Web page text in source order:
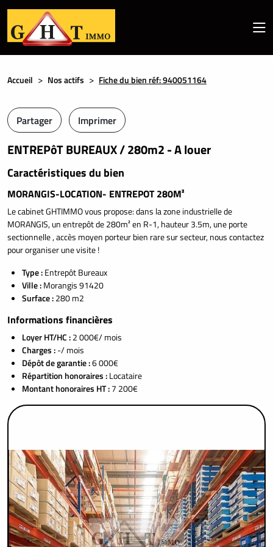
Accueil Nos actifs Fiche du bien réf: 940051164
ENTREPôT BUREAUX / 280m2 - A louer
Caractéristiques du bien
Partager Imprimer
MORANGIS-LOCATION- ENTREPOT 280M²
Le cabinet GHTIMMO vous propose: dans la zone industrielle de
MORANGIS, un entrepôt de 280m² en R-1, hauteur 3.5m, une porte
sectionnelle , accès moyen porteur bien rare sur secteur, nous contactez
pour organiser une visite !
Type :Entrepôt Bureaux
Ville :Morangis 91420
Surface :280 m2
Informations financières
Loyer HT/HC :2 000€/ mois
Charges :-/ mois
Dépôt de garantie :6 000€
Répartition honoraires :Locataire
Montant honoraires HT :7 200€